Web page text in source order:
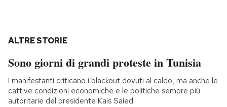
ALTRE STORIE
Sono giorni di grandi proteste in Tunisia
I manifestanti criticano i blackout dovuti al caldo, ma anche le
cattive condizioni economiche e le politiche sempre più
autoritarie del presidente Kais Saied